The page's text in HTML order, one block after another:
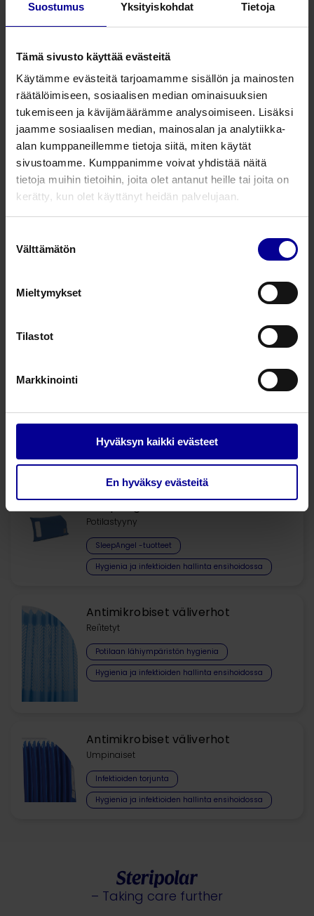
Suostumus Yksityiskohdat Tietoja
Tämä sivusto käyttää evästeitä
Käytämme evästeitä tarjoamamme sisällön ja mainosten
räätälöimiseen, sosiaalisen median ominaisuuksien
tukemiseen ja kävijämäärämme analysoimiseen. Lisäksi
jaamme sosiaalisen median, mainosalan ja analytiikka-
alan kumppaneillemme tietoja siitä, miten käytät
sivustoamme. Kumppanimme voivat yhdistää näitä
tietoja muihin tietoihin, joita olet antanut heille tai joita on
kerätty, kun olet käyttänyt heidän palvelujaan.
valinta
Välttämätön
Mieltymykset
Tilastot
Markkinointi
Hyväksyn kaikki evästeet
En hyväksy evästeitä
Kerroslakana on uuden sukupolven innovatiivinen
vuodevaate, joka takaa paremman hygieniatason
potilaalle ja helpottaa hoitohenkilökunnan työtä.
Kerroslakana tarjoaa sairaaloille ja muille
terveydenhuollon yksiköille innovatiivisen vaihtoehdon
perinteisten puuvillalakanoiden sijaan.
Kerroslakana on potilaan iholle pehmeä, imukykyinen,
monikerroksinen ja täysin nesteitä läpäisemätön.
Mikrohuokoinen kalvo kuitenkin hengittää ja pitää
potilaan viileänä samalla suojaten patjaa.
SP1243 24
Liittyvät tuotteet
Potilastyyny
SleepAngel -tuotteet
Hygienia ja infektioiden hallinta ensihoidossa
Antimikrobiset väliverhot
Rei'itetyt
Potilaan lähiympäristön hygienia
Hygienia ja infektioiden hallinta ensihoidossa
Antimikrobiset väliverhot
Umpinaiset
Infektioiden torjunta
Hygienia ja infektioiden hallinta ensihoidossa
– Taking care further